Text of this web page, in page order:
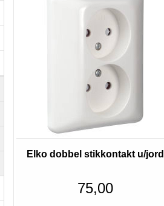
Elko dobbel stikkontakt u/jord
75,00